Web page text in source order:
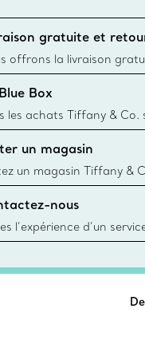
gratuite et
offrons la livraison
les commandes
et dont la
Box
les achats Tiffany & Co.
Blue Box. Bien
à 1886, toutes les
à partir de papier
un magasin
un magasin Tiffany &
les collections
le magasin le plus près
nous
l’expérience d’un
par les conseillers à